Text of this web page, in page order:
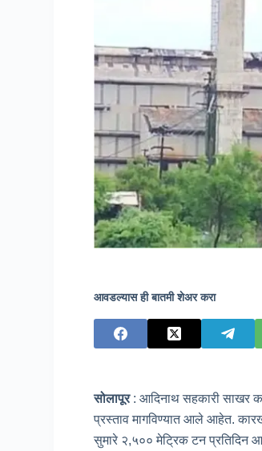
आवडल्यास ही बातमी शेअर करा
सोलापूर : आदिनाथ सहकारी साखर
प्रस्ताव मागविण्यात आले आहेत.
सुमारे २,५०० मेट्रिक टन प्रतिदिन